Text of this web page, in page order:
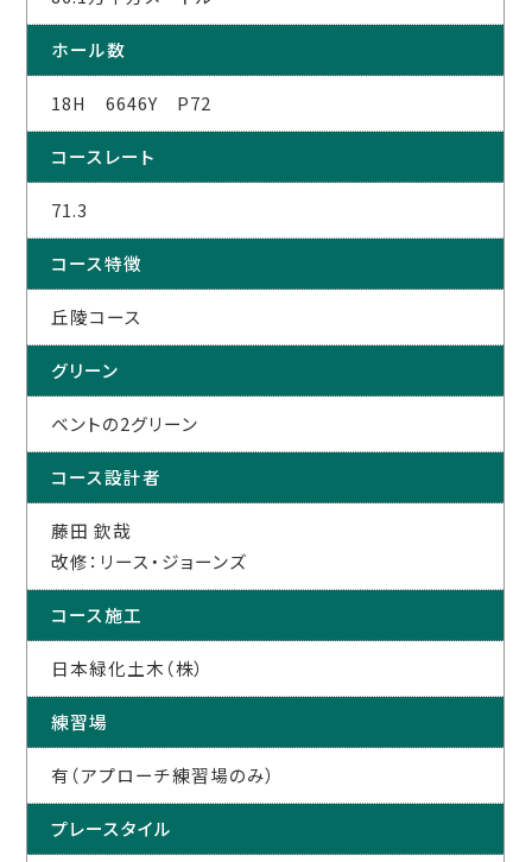
ホール数
18H 6646Y P72
コースレート
71.3
コース特徴
丘陵コース
グリーン
ベントの2グリーン
コース設計者
藤田 欽哉
改修：リース・ジョーンズ
コース施工
日本緑化土木（株）
練習場
有（アプローチ練習場のみ）
プレースタイル